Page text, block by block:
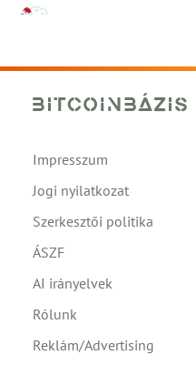
Impresszum
Jogi nyilatkozat
Szerkesztői politika
ÁSZF
AI irányelvek
Rólunk
Reklám/Advertising